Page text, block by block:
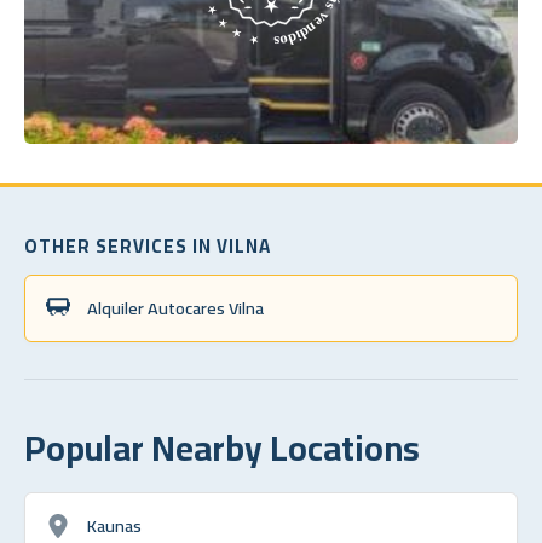
OTHER SERVICES IN VILNA
Alquiler Autocares Vilna
Popular Nearby Locations
Kaunas